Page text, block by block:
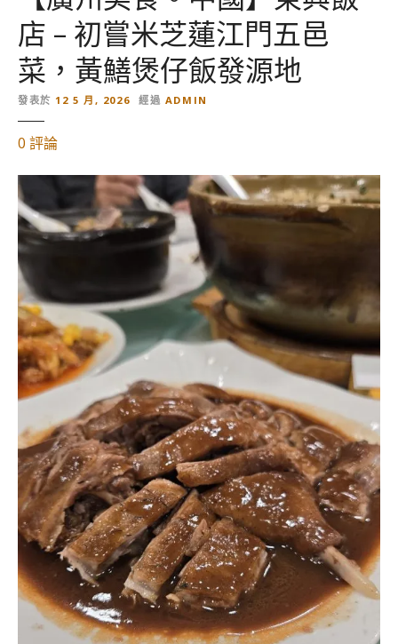
店 – 初嘗米芝蓮江門五邑
菜，黃鱔煲仔飯發源地
發表於 12 5 月, 2026 經過 ADMIN
0 對
州
美
食
。
中
國
】
東
興
飯
–
初
嘗
米
芝
蓮
江
門
五
邑
評論